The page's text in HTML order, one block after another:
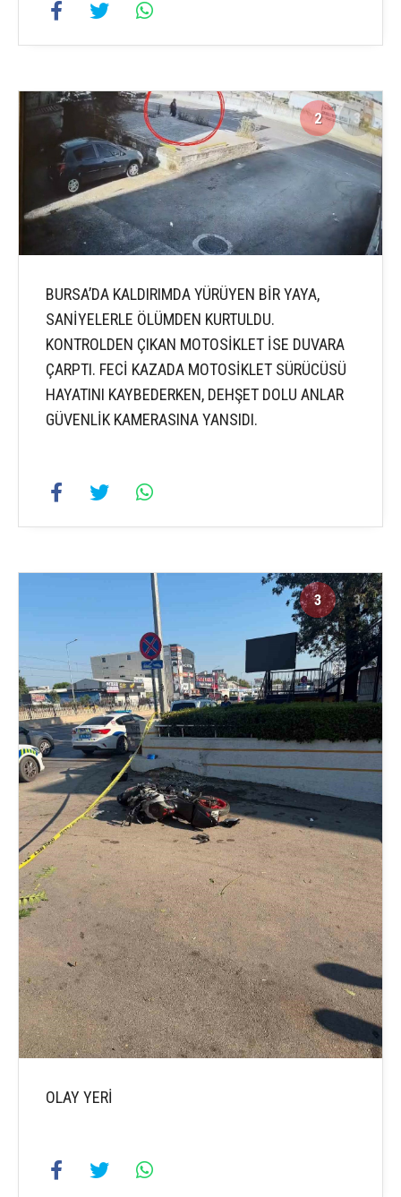
2 3
BURSA’DA KALDIRIMDA YÜRÜYEN BİR YAYA,
SANİYELERLE ÖLÜMDEN KURTULDU.
KONTROLDEN ÇIKAN MOTOSİKLET İSE DUVARA
ÇARPTI. FECİ KAZADA MOTOSİKLET SÜRÜCÜSÜ
HAYATINI KAYBEDERKEN, DEHŞET DOLU ANLAR
GÜVENLİK KAMERASINA YANSIDI.
3 3
OLAY YERİ